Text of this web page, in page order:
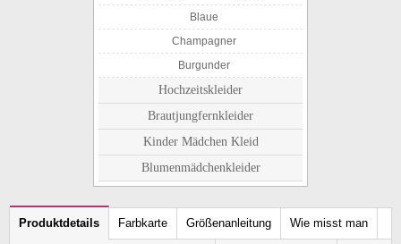
Blaue
Champagner
Burgunder
Hochzeitskleider
Brautjungfernkleider
Kinder Mädchen Kleid
Blumenmädchenkleider
Produktdetails Farbkarte Größenanleitung Wie misst man